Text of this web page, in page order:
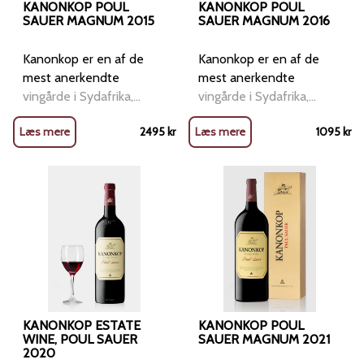
KANONKOP POUL
SAUER MAGNUM 2015
Kanonkop er en af de
mest anerkendte
vingårde i Sydafrika,
berømt for at skabe
rødvine i verdensklasse. I
2008 blev vinmageren
som verdens bedste.
Paul Sauer 2016
repræsenterer
Kanonkops flagskibsvin,
sammensat af 62%
Cabernet Sauvignon,
25% Cabernet Franc og
13% Merlot, dyrket i
Stellenbosch.
Vinstokkene er 28 år
Læs mere 2495kr
KANONKOP POUL
SAUER MAGNUM 2016
Kanonkop er en af de
mest anerkendte
vingårde i Sydafrika,
berømt for at skabe
rødvine i verdensklasse. I
2008 blev vinmageren
Abrie Breeslar hædret
som verdens bedste.
Paul Sauer 2016
repræsenterer
Kanonkops flagskibsvin,
sammensat af 62%
Cabernet Sauvignon,
25% Cabernet Franc og
13% Merlot, alle dyrket i
Stellenbosch.
Læs mere 1095kr
KANONKOP ESTATE
WINE, POUL SAUER
2020
KANONKOP POUL
SAUER MAGNUM 2021